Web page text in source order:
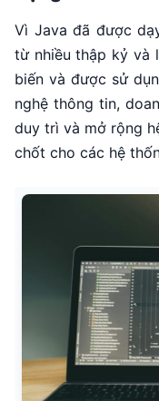
Vì Java đã được
từ nhiều thập kỷ và
biến và được sử
nghệ thông tin,
duy trì và mở rộng
chốt cho các hệ